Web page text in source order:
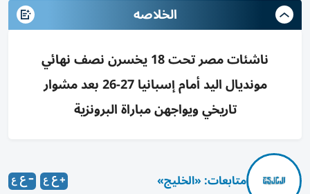
الخلاصه
ناشئات مصر تحت 18 يخسرن نصف نهائي
مونديال اليد أمام إسبانيا 27-26 بعد مشوار
تاريخي ويواجهن مباراة البرونزية
متابعات: «الخليج»